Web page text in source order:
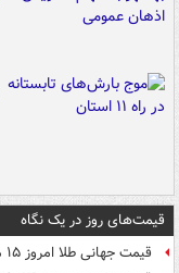
قیمت‌های روز در یک نگاه
قیمت جهانی طلا امروز ۱۵ مرداد